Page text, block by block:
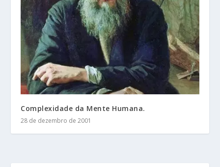
Complexidade da Mente Humana.
28 de dezembro de 2001